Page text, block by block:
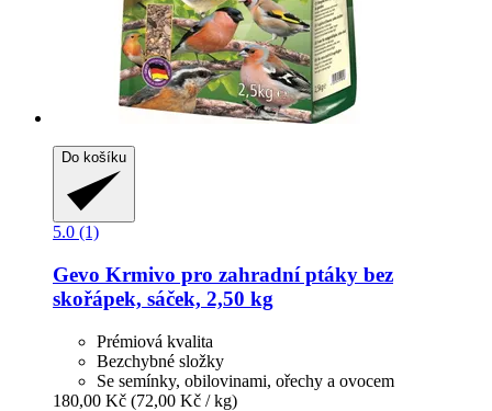
Do košíku
5.0 (1)
Gevo Krmivo pro zahradní ptáky bez
skořápek, sáček, 2,50 kg
Prémiová kvalita
Bezchybné složky
Se semínky, obilovinami, ořechy a ovocem
180,00 Kč (72,00 Kč / kg)